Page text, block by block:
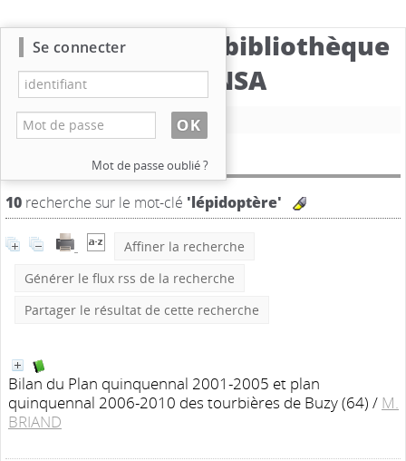
Catalogue de la bibliothèque
du CBNSA
Nouvelle recherche
Résultat de la recherche
10 recherche sur le mot-clé 'lépidoptère'
Affiner la recherche
Générer le flux rss de la recherche
Partager le résultat de cette recherche
Bilan du Plan quinquennal 2001-2005 et plan
quinquennal 2006-2010 des tourbières de Buzy (64) / M.
BRIAND
Se connecter
Mot de passe oublié ?